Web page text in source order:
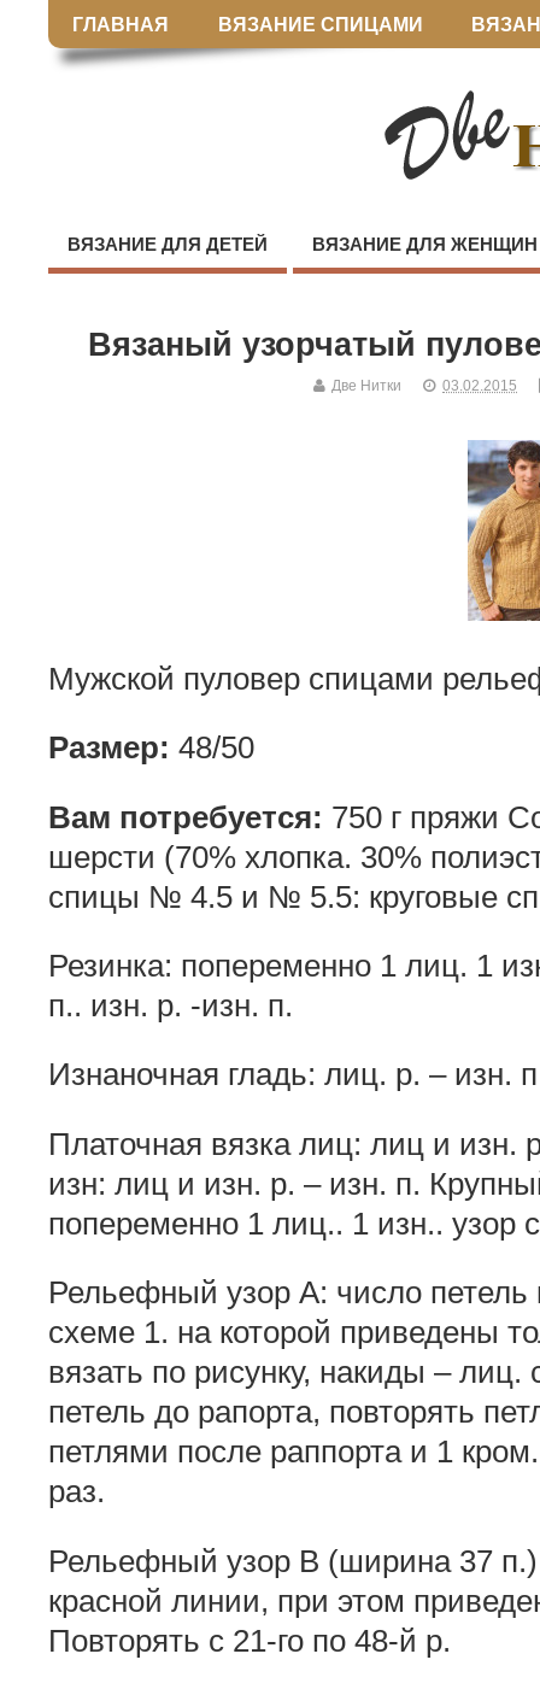
ГЛАВНАЯ ВЯЗАНИЕ СПИЦАМИ
ВЯЗАНИЕ ДЛЯ ДЕТЕЙ ВЯЗАНИЕ ДЛЯ ЖЕНЩИН
Вязаный узорчатый
Две Нитки 03.02.2015
Мужской пуловер спицами
Размер: 48/50
Вам потребуется: 750 г пряжи
шерсти (70% хлопка. 30%
спицы № 4.5 и № 5.5: круговые
Резинка: попеременно 1 лиц. 1
п.. изн. р. -изн. п.
Изнаночная гладь: лиц. р. – изн.
Платочная вязка лиц: лиц и изн.
изн: лиц и изн. р. – изн. п.
попеременно 1 лиц.. 1 изн..
Рельефный узор А: число петель
схеме 1. на которой приведены
вязать по рисунку, накиды –
петель до рапорта, повторять
петлями после раппорта и 1
раз.
Рельефный узор В (ширина 37
красной линии, при этом
Повторять с 21-го по 48-й р.